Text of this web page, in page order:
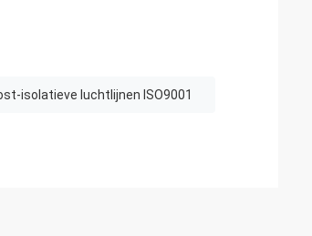
isolatieve luchtlijnen ISO9001